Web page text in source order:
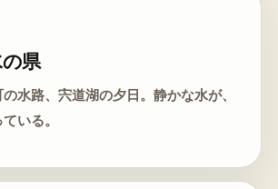
県
水路、宍道湖の夕日。静かな水が、
いる。